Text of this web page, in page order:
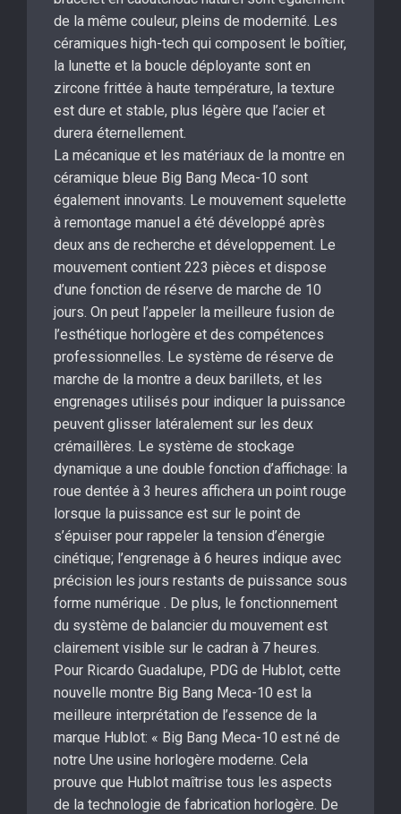
de la même couleur, pleins de modernité. Les
céramiques high-tech qui composent le boîtier,
la lunette et la boucle déployante sont en
zircone frittée à haute température, la texture
est dure et stable, plus légère que l’acier et
durera éternellement.
La mécanique et les matériaux de la montre en
céramique bleue Big Bang Meca-10 sont
également innovants. Le mouvement squelette
à remontage manuel a été développé après
deux ans de recherche et développement. Le
mouvement contient 223 pièces et dispose
d’une fonction de réserve de marche de 10
jours. On peut l’appeler la meilleure fusion de
l’esthétique horlogère et des compétences
professionnelles. Le système de réserve de
marche de la montre a deux barillets, et les
engrenages utilisés pour indiquer la puissance
peuvent glisser latéralement sur les deux
crémaillères. Le système de stockage
dynamique a une double fonction d’affichage: la
roue dentée à 3 heures affichera un point rouge
lorsque la puissance est sur le point de
s’épuiser pour rappeler la tension d’énergie
cinétique; l’engrenage à 6 heures indique avec
précision les jours restants de puissance sous
forme numérique . De plus, le fonctionnement
du système de balancier du mouvement est
clairement visible sur le cadran à 7 heures.
Pour Ricardo Guadalupe, PDG de Hublot, cette
nouvelle montre Big Bang Meca-10 est la
meilleure interprétation de l’essence de la
marque Hublot: « Big Bang Meca-10 est né de
notre Une usine horlogère moderne. Cela
prouve que Hublot maîtrise tous les aspects
de la technologie de fabrication horlogère. De